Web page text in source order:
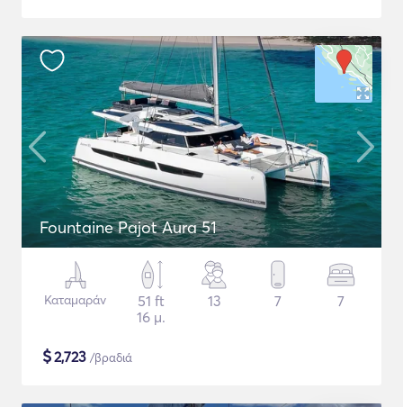
Fountaine Pajot Aura 51
Καταμαράν
51 ft
16 μ.
13 7 7
$2,723 /βραδιά